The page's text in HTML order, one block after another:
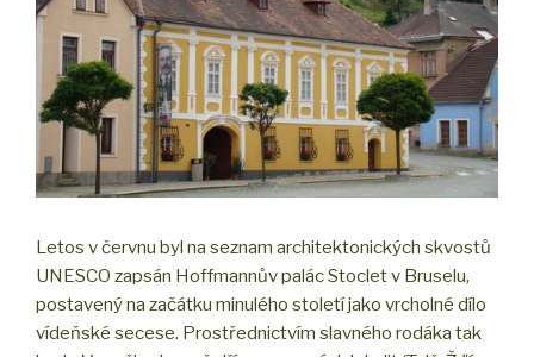
Letos v červnu byl na seznam architektonických skvostů
UNESCO zapsán Hoffmannův palác Stoclet v Bruselu,
postavený na začátku minulého století jako vrcholné dílo
vídeňské secese. Prostřednictvím slavného rodáka tak